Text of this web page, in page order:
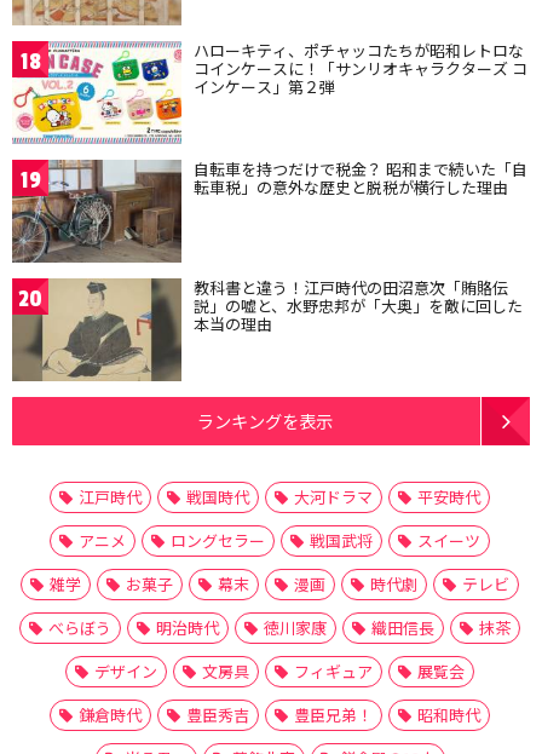
18 ハローキティ、ポチャッコたちが昭和レトロな
コインケースに！「サンリオキャラクターズ コ
インケース」第２弾
19 自転車を持つだけで税金？ 昭和まで続いた「自
転車税」の意外な歴史と脱税が横行した理由
20 教科書と違う！江戸時代の田沼意次「賄賂伝
説」の嘘と、水野忠邦が「大奥」を敵に回した
本当の理由
ランキングを表示
江戸時代 戦国時代 大河ドラマ
平安時代
アニメ
ロングセラー 戦国武将
スイーツ
雑学
お菓子 幕末 漫画 時代劇
テレビ
べらぼう
明治時代 徳川家康 織田信長
抹茶
デザイン
文房具 フィギュア
展覧会
鎌倉時代
豊臣秀吉 豊臣兄弟！
昭和時代